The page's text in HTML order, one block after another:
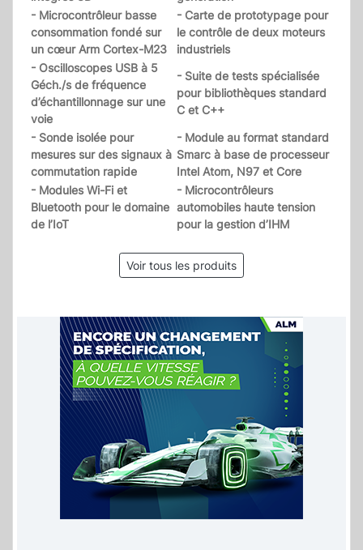
- Microcontrôleur basse
consommation fondé sur
un cœur Arm Cortex-M23
- Carte de prototypage pour
le contrôle de deux moteurs
industriels
- Oscilloscopes USB à 5
Géch./s de fréquence
d’échantillonnage sur une
voie
- Suite de tests spécialisée
pour bibliothèques standard
C et C++
- Sonde isolée pour
mesures sur des signaux à
commutation rapide
- Module au format standard
Smarc à base de processeur
Intel Atom, N97 et Core
- Modules Wi-Fi et
Bluetooth pour le domaine
de l’IoT
- Microcontrôleurs
automobiles haute tension
pour la gestion d’IHM
Voir tous les produits